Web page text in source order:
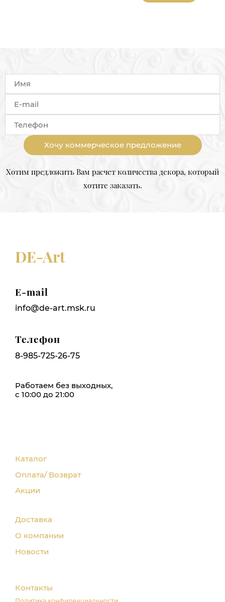
Хочу коммерческое предложение
Хотим предложить Вам расчет количества декора, который
хотите заказать.
DE-Art
E-mail
info@de-art.msk.ru
Телефон
8-985-725-26-75
Работаем без выходных,
с 10:00 до 21:00
Каталог
Оплата/ Возврат
Акции
Доставка
О компании
Новости
Контакты